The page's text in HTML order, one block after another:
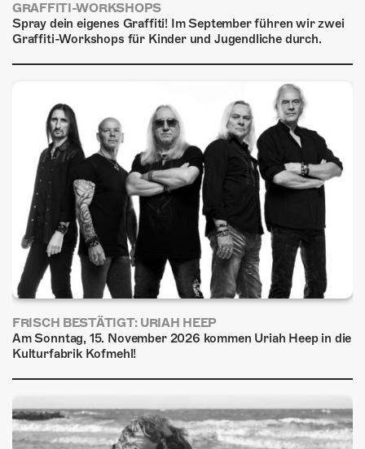
GRAFFITI-WORKSHOPS
Spray dein eigenes Graffiti! Im September führen wir zwei
Graffiti-Workshops für Kinder und Jugendliche durch.
FRISCH BESTÄTIGT: URIAH HEEP
Am Sonntag, 15. November 2026 kommen Uriah Heep in die
Kulturfabrik Kofmehl!